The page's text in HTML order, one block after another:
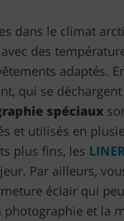
dans le climat
des
adaptés.
qui se
spéciaux
et utilisés en
plus fins, les
Par ailleurs,
éclair qui
et la